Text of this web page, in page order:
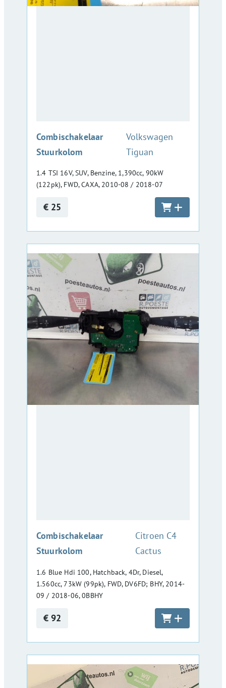
Combischakelaar
Stuurkolom
:Volkswagen
Tiguan
1.4 TSI 16V, SUV, Benzine, 1,390cc, 90kW
(122pk), FWD, CAXA, 2010-08 / 2018-07
€ 25
Combischakelaar
Stuurkolom
:Citroen C4
Cactus
1.6 Blue Hdi 100, Hatchback, 4Dr, Diesel,
1.560cc, 73kW (99pk), FWD, DV6FD; BHY, 2014-
09 / 2018-06, 0BBHY
€ 92